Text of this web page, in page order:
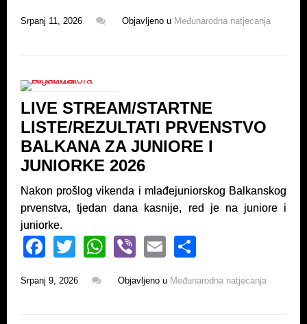
c
e
o
k
tt
er
at
s
p
er ail ar
e
Srpanj 11, 2026 Objavljeno u Međunarodna natjecanja
LIVE STREAM/STARTNE
LISTE/REZULTATI PRVENSTVO
BALKANA ZA JUNIORE I
JUNIORKE 2026
Nakon prošlog vikenda i mlađejuniorskog Balkanskog
prvenstva, tjedan dana kasnije, red je na juniore i
juniorke.
F
c
e
T
tt
er
W
at
s
Vi
er
E
ail ar
e
Srpanj 9, 2026 Objavljeno u Međunarodna natjecanja